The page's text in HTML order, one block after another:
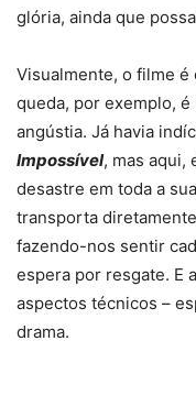
glória, ainda que
Visualmente, o filme
queda, por exemplo,
angústia. Já havia
Impossível, mas aqui,
desastre em toda a
transporta
fazendo-nos sentir
espera por resgate. E
aspectos técnicos –
drama.